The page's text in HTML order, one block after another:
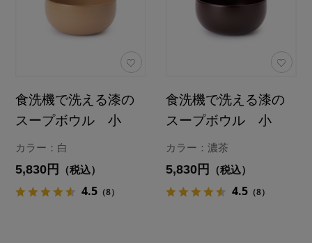
食洗機で洗える漆の
スープボウル 小
カラー：白
5,830円 （税込）
4.5 （8）
食洗機で洗える漆の
スープボウル 小
カラー：濃茶
5,830円 （税込）
4.5 （8）